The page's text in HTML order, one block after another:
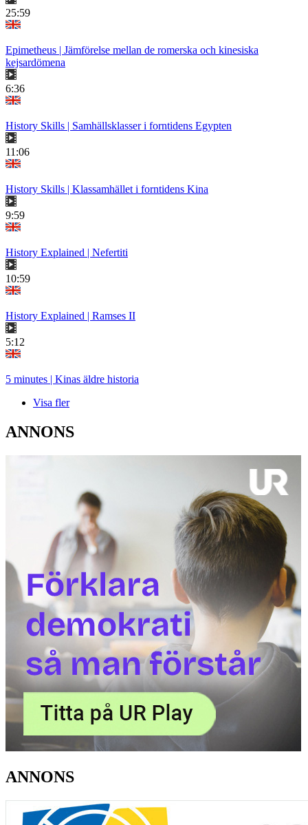
25:59
Epimetheus | Jämförelse mellan de romerska och kinesiska
kejsardömena
6:36
History Skills | Samhällsklasser i forntidens Egypten
11:06
History Skills | Klassamhället i forntidens Kina
9:59
History Explained | Nefertiti
10:59
History Explained | Ramses II
5:12
5 minutes | Kinas äldre historia
Visa fler
ANNONS
ANNONS